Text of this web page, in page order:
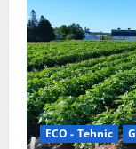
ECO - Tehnic